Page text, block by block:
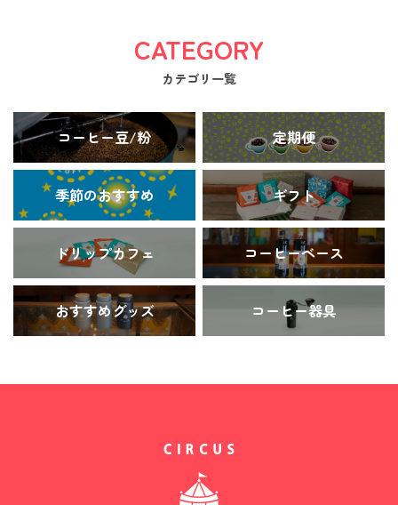
CATEGORY
カテゴリ一覧
コーヒー豆/粉 定期便
季節のおすすめ ギフト
ドリップカフェ コーヒーベース
おすすめグッズ コーヒー器具